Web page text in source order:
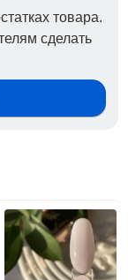
товара.
сделать